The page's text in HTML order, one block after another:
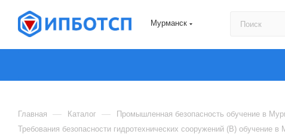
Мурманск
Главная — Каталог — Промышленная безопасность обучение в
Требования безопасности гидротехнических сооружений (В) обучение в